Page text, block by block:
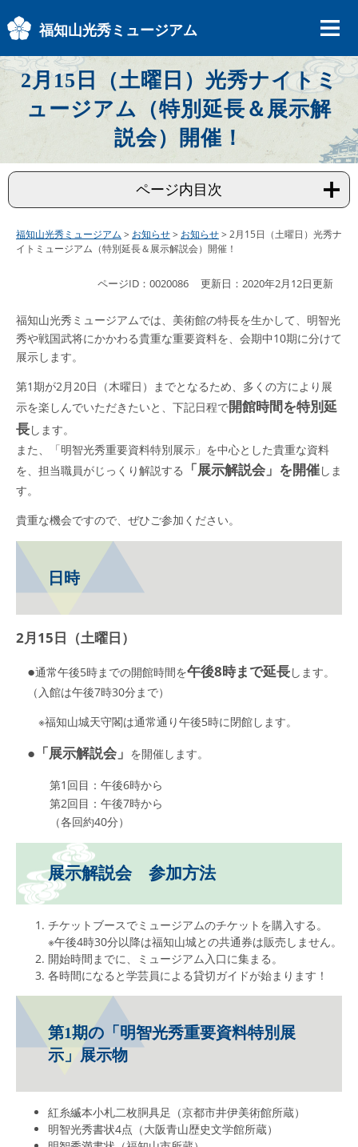
ー
ジ
の
先
ニ
ュ
ー
を
本
文
福知山光秀ミュージアム
2月15日（土曜日）光秀ナイトミ
ュージアム（特別延長＆展示解
説会）開催！
ページ内目次
福知山光秀ミュージアム > お知らせ> お知らせ> 2月15日（土曜日）光秀ナ
イトミュージアム（特別延長＆展示解説会）開催！
ページID：0020086 更新日：2020年2月12日更新
福知山光秀ミュージアムでは、美術館の特長を生かして、明智光
秀や戦国武将にかかわる貴重な重要資料を、会期中10期に分けて
展示します。
第1期が2月20日（木曜日）までとなるため、多くの方により展
示を楽しんでいただきたいと、下記日程で開館時間を特別延
長します。
また、「明智光秀重要資料特別展示」を中心とした貴重な資料
を、担当職員がじっくり解説する
「展示解説会」を開催しま
す。
貴重な機会ですので、ぜひご参加ください。
日時
2月15日（土曜日）
●通常午後5時までの開館時間を午後8時まで延長します。
（入館は午後7時30分まで）
※福知山城天守閣は通常通り午後5時に閉館します。
●「展示解説会」 を開催します。
第1回目：午後6時から
第2回目：午後7時から
（各回約40分）
展示解説会 参加方法
チケットブースでミュージアムのチケットを購入する。
※午後4時30分以降は福知山城との共通券は販売しません。
開始時間までに、ミュージアム入口に集まる。
各時間になると学芸員による貸切ガイドが始まります！
第1期の「明智光秀重要資料特別展
示」展示物
紅糸縅本小札二枚胴具足（京都市井伊美術館所蔵）
明智光秀書状4点（大阪青山歴史文学館所蔵）